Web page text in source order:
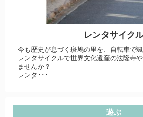
レンタサイク
今も歴史が息づく斑鳩の里を、自転車で
レンタサイクルで世界文化遺産の法隆寺
ませんか？
レンタ･･･
遊ぶ